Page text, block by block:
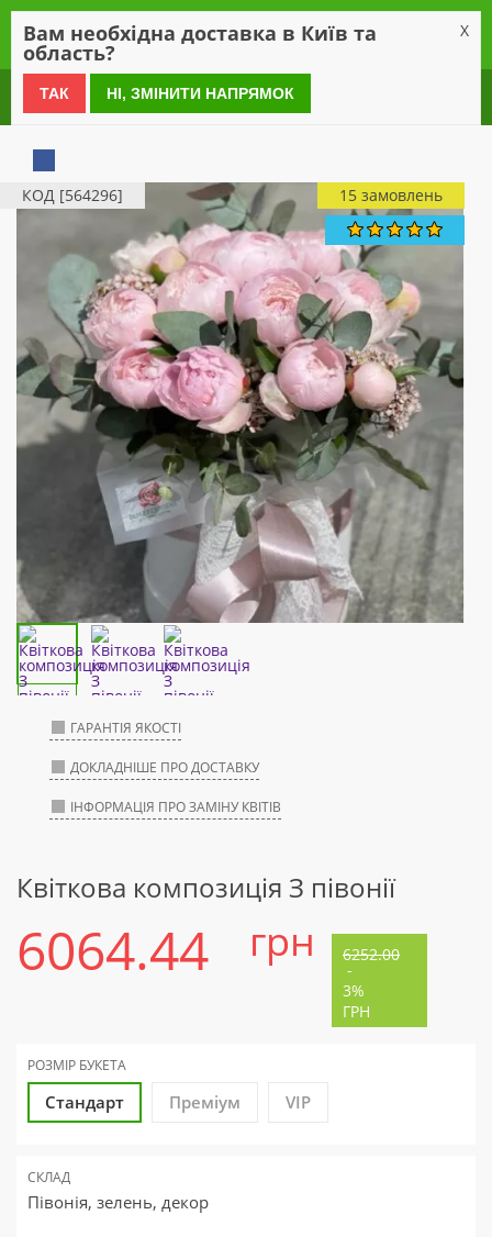
0 800 21 54 55
КОД [564296] 15 замовлень
ГАРАНТІЯ ЯКОСТІ
ДОКЛАДНІШЕ ПРО ДОСТАВКУ
ІНФОРМАЦІЯ ПРО ЗАМІНУ КВІТІВ
Квіткова композиція З півонії
6064.44 грн 6252.00
-
3%
ГРН
РОЗМІР БУКЕТА
Стандарт Преміум VIP
СКЛАД
Півонія, зелень, декор
Вам необхідна доставка в Київ та
область?
X
ТАК НІ, ЗМІНИТИ НАПРЯМОК